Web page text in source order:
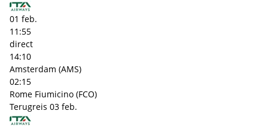
01 feb.
11:55
direct
14:10
Amsterdam (AMS)
02:15
Rome Fiumicino (FCO)
Terugreis 03 feb.